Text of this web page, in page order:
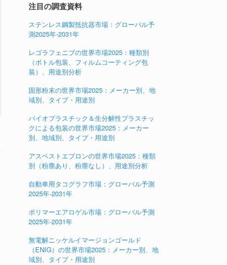
注目の調査資料
ステンレス鋼製抵抗器市場：グローバル予
測2025年-2031年
レゴラフェニブの世界市場2025：種類別
（ボトル包装、フィルムコーティング包
装）、用途別分析
固形粉末の世界市場2025：メーカー別、地
域別、タイプ・用途別
バイオプラスチック＆生分解性プラスチッ
クによる包装の世界市場2025：メーカー
別、地域別、タイプ・用途別
アスベストエプロンの世界市場2025：種類
別（粉塵あり、粉塵なし）、用途別分析
自動車用タコグラフ市場：グローバル予測
2025年-2031年
ポリマーエアロゲル市場：グローバル予測
2025年-2031年
無電解ニッケルイマージョンゴールド
（ENIG）の世界市場2025：メーカー別、地
域別、タイプ・用途別